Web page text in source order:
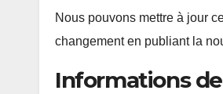
Nous pouvons mettre à jour
changement en publiant la
Informations